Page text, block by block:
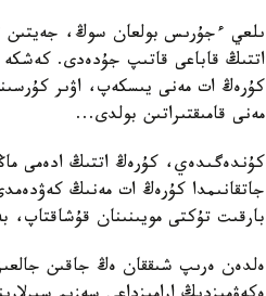
ىلعي ءجۇرىس بولعان سوڭ، جەيتىن
اتتىڭ قاباعى قاتىپ جۇدەدى. كەشكە
كۇرەڭ ات مەنى يىسكەپ، اۋىر
مەنى قامىقتىراتىن بولدى...
كۇندەگىدەي، كۇرەڭ اتتىڭ ادەمى
جاتقانىمدا كۇرەڭ ات مەنىڭ
بارقىت تۇكتى مويىنىنان
ەلدەن ەرىپ شىققان ەڭ جاقىن